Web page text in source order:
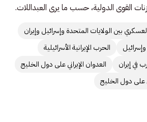
القوى الدولية، حسب ما يرى العبداللات.
بين الولايات المتحدة وإسرائيل وإيران
الحرب الإيرانية الأسرائيلية
في إيران
العدوان الإيراني على دول الخليج
على دول الخليج